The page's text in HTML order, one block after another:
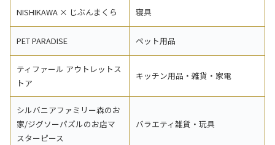
NISHIKAWA × じぶんまくら 寝具
PET PARADISE ペット用品
ティファール アウトレットス
トア
キッチン用品・雑貨・家電
シルバニアファミリー森のお
家/ジグソーパズルのお店マ
スターピース
バラエティ雑貨・玩具